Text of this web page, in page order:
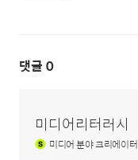
댓글 0
미디어리터러시
미디어분야 크리에이터